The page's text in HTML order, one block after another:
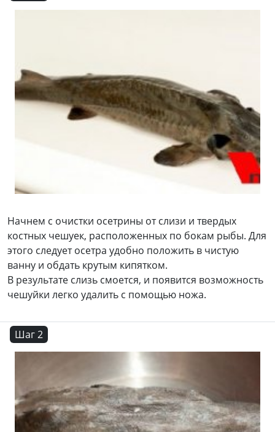
Начнем с очистки осетрины от слизи и твердых
костных чешуек, расположенных по бокам рыбы. Для
этого следует осетра удобно положить в чистую
ванну и обдать крутым кипятком.
В результате слизь смоется, и появится возможность
чешуйки легко удалить с помощью ножа.
Шаг 2